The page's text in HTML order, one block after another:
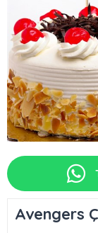
Avengers